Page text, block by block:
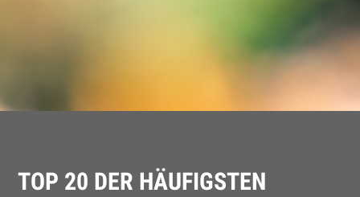
TOP 20 DER HÄUFIGSTEN